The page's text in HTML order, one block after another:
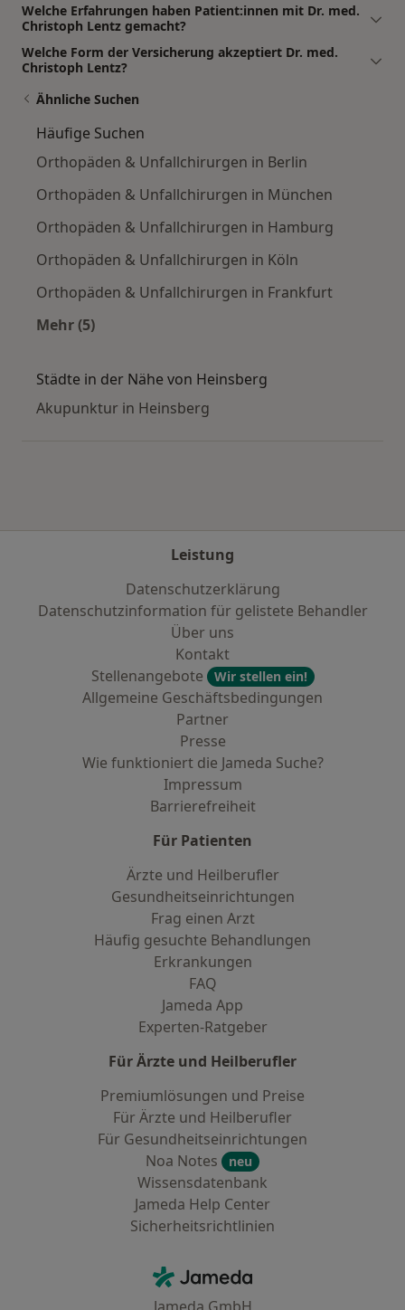
Welche Erfahrungen haben Patient:innen mit Dr. med.
Christoph Lentz gemacht?
Welche Form der Versicherung akzeptiert Dr. med.
Christoph Lentz?
Ähnliche Suchen
Häufige Suchen
Orthopäden & Unfallchirurgen in Berlin
Orthopäden & Unfallchirurgen in München
Orthopäden & Unfallchirurgen in Hamburg
Orthopäden & Unfallchirurgen in Köln
Orthopäden & Unfallchirurgen in Frankfurt
Mehr (5)
Städte in der Nähe von Heinsberg
Akupunktur in Heinsberg
Leistung
Datenschutzerklärung
Datenschutzinformation für gelistete Behandler
Über uns
Kontakt
Stellenangebote
Wir stellen ein!
Allgemeine Geschäftsbedingungen
Partner
Presse
Wie funktioniert die Jameda Suche?
Impressum
Barrierefreiheit
Für Patienten
Ärzte und Heilberufler
Gesundheitseinrichtungen
Frag einen Arzt
Häufig gesuchte Behandlungen
Erkrankungen
FAQ
Jameda App
Experten-Ratgeber
Für Ärzte und Heilberufler
Premiumlösungen und Preise
Für Ärzte und Heilberufler
Für Gesundheitseinrichtungen
Noa Notes
neu
Wissensdatenbank
Jameda Help Center
Sicherheitsrichtlinien
Jameda - Startseite